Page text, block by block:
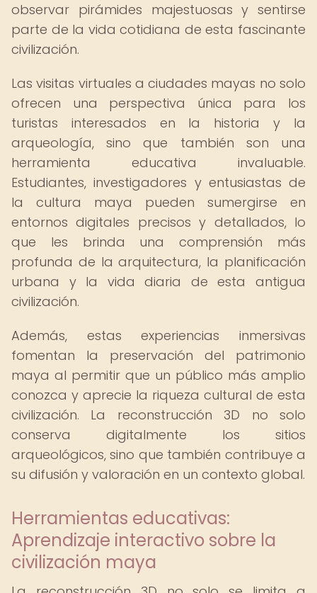
observar pirámides majestuosas y sentirse
parte de la vida cotidiana de esta fascinante
civilización.
Las visitas virtuales a ciudades mayas no solo
ofrecen una perspectiva única para los
turistas interesados en la historia y la
arqueología, sino que también son una
herramienta educativa invaluable.
Estudiantes, investigadores y entusiastas de
la cultura maya pueden sumergirse en
entornos digitales precisos y detallados, lo
que les brinda una comprensión más
profunda de la arquitectura, la planificación
urbana y la vida diaria de esta antigua
civilización.
Además, estas experiencias inmersivas
fomentan la preservación del patrimonio
maya al permitir que un público más amplio
conozca y aprecie la riqueza cultural de esta
civilización. La reconstrucción 3D no solo
conserva digitalmente los sitios
arqueológicos, sino que también contribuye a
su difusión y valoración en un contexto global.
Herramientas educativas:
Aprendizaje interactivo sobre la
civilización maya